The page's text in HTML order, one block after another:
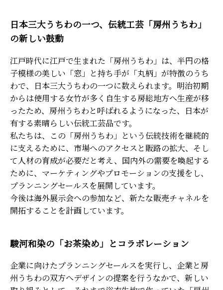
日本三大うちわの一つ、伝統工芸「房州うちわ」
の新しい鼓動
江戸時代に江戸で生まれた「房州うちわ」は、半円の格
子模様の美しい「窓」と持ち手が「丸柄」が特徴のうち
わで、日本三大うちわの一つに数えられます。明治初期
からは使用する女竹が多く自生する房総地方へ生産が移
ったため、房州うちわと呼ばれるようになった、日本が
有する素晴らしい伝統工芸品です。
私たちは、この「房州うちわ」という伝統技術を継続的
に支えるために、市場へのアクセスと販路の拡大、そし
て人材の育成が必要だと考え、国内外の需要を喚起する
ために、マーケティングやプロモーションの支援をし、
プランニングセールスを展開しています。
今後は海外展示会への参加など、新たな販売チャネルを
開拓することを計画しています。
駿河和染の「お茶染め」とコラボレーション
企業に向けたプランニングセールスを実行し、企業と房
州うちわの双方へデザインの提案を行うなかで、新しい